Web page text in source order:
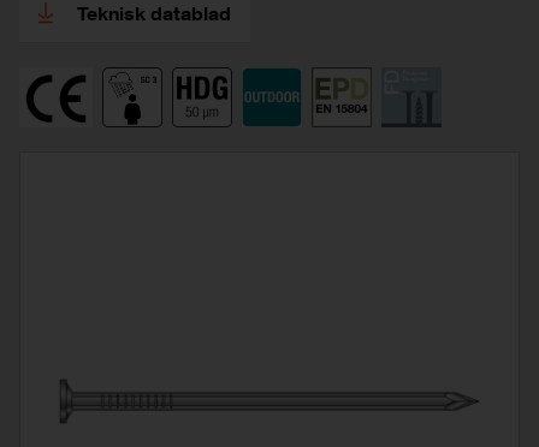
Teknisk datablad